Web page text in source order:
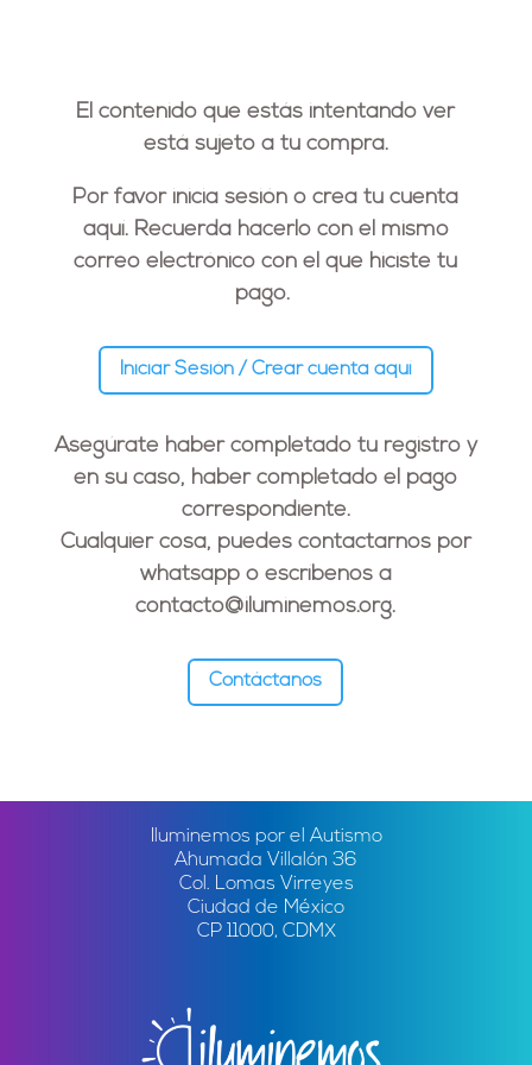
El contenido que estás intentando ver
está sujeto a tu compra.
Por favor inicia sesión o crea tu cuenta
aquí. Recuerda hacerlo con el mismo
correo electrónico con el que hiciste tu
pago.
Iniciar Sesión / Crear cuenta aquí
Asegúrate haber completado tu registro y
en su caso, haber completado el pago
correspondiente.
Cualquier cosa, puedes contactarnos por
whatsapp o escríbenos a
contacto@iluminemos.org.
Contáctanos
Iluminemos por el Autismo
Ahumada Villalón 36
Col. Lomas Virreyes
Ciudad de México
CP 11000, CDMX